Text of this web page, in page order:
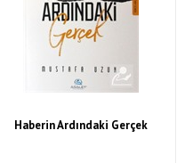
Haberin Ardındaki Gerçek